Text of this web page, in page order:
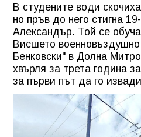
В студените води
но пръв до него стигна
Александър. Той се
Висшето
Бенковски" в Долна
хвърля за трета година
за първи път да го